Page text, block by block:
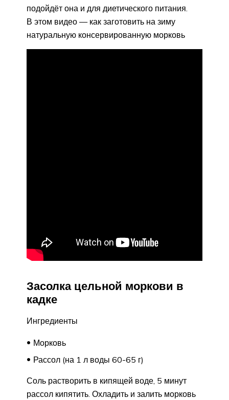
подойдёт она и для диетического питания.
В этом видео — как заготовить на зиму
натуральную консервированную морковь
Засолка цельной моркови в
кадке
Ингредиенты
Морковь
Рассол (на 1 л воды 60-65 г)
Соль растворить в кипящей воде, 5 минут
рассол кипятить. Охладить и залить морковь